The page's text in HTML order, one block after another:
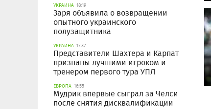
УКРАИНА 18:19
Заря объявила о возвращении
опытного украинского
полузащитника
УКРАИНА 17:37
Представители Шахтера и Карпат
признаны лучшими игроком и
тренером первого тура УПЛ
ЕВРОПА 16:55
Мудрик впервые сыграл за Челси
после снятия дисквалификации